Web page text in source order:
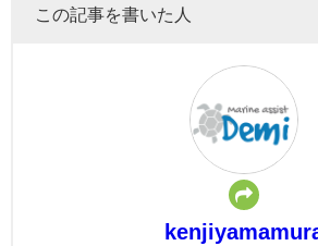
この記事を書いた人